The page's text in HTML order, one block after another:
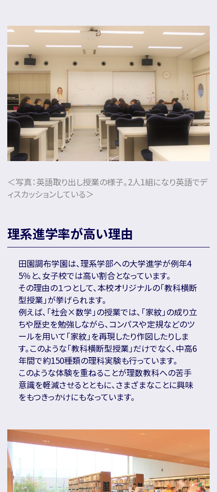
＜写真：英語取り出し授業の様子。2人1組になり英語でデ
ィスカッションしている＞
理系進学率が高い理由
田園調布学園は、理系学部への大学進学が例年4
5％と、女子校では高い割合となっています。
その理由の１つとして、本校オリジナルの「教科横断
型授業」が挙げられます。
例えば、「社会×数学」の授業では、「家紋」の成り立
ちや歴史を勉強しながら、コンパスや定規などのツ
ールを用いて「家紋」を再現したり作図したりしま
す。このような「教科横断型授業」だけでなく、中高6
年間で約150種類の理科実験も行っています。
このような体験を重ねることが理数教科への苦手
意識を軽減させるとともに、さまざまなことに興味
をもつきっかけにもなっています。